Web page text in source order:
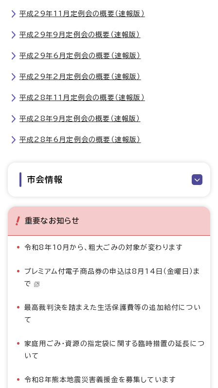
平成29年11月定例会の概要（速報版）
平成29年9月定例会の概要（速報版）
平成29年6月定例会の概要（速報版）
平成29年2月定例会の概要（速報版）
平成28年11月定例会の概要（速報版）
平成28年9月定例会の概要（速報版）
平成28年6月定例会の概要（速報版）
市会情報
重要なお知らせ
令和8年10月から、粗大ごみの対象が変わります
プレミアム付電子商品券の申込は8月14日（金曜日）ま
で
最高裁判決を踏まえた生活保護費等の追加給付につい
て
家庭用ごみ・資源の指定袋に関する臨時措置の延長につ
いて
令和8年熊本地震災害義援金を募集しています